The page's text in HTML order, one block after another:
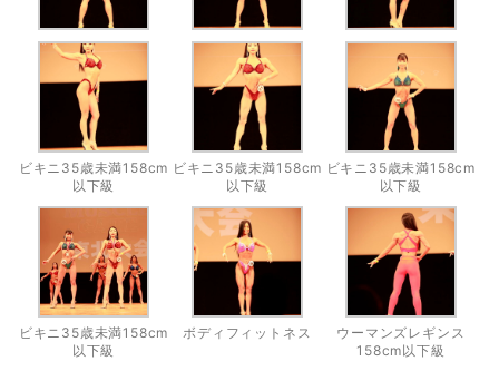
ビキニ35歳未満158cm
以下級
ビキニ35歳未満158cm
以下級
ビキニ35歳未満158cm
以下級
ビキニ35歳未満158cm
以下級
ボディフィットネス
ウーマンズレギンス
158cm以下級